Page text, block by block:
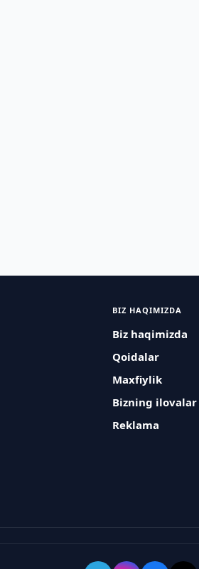
BIZ HAQIMIZDA
Biz haqimizda
Qoidalar
Maxfiylik
Bizning ilovalar
Reklama